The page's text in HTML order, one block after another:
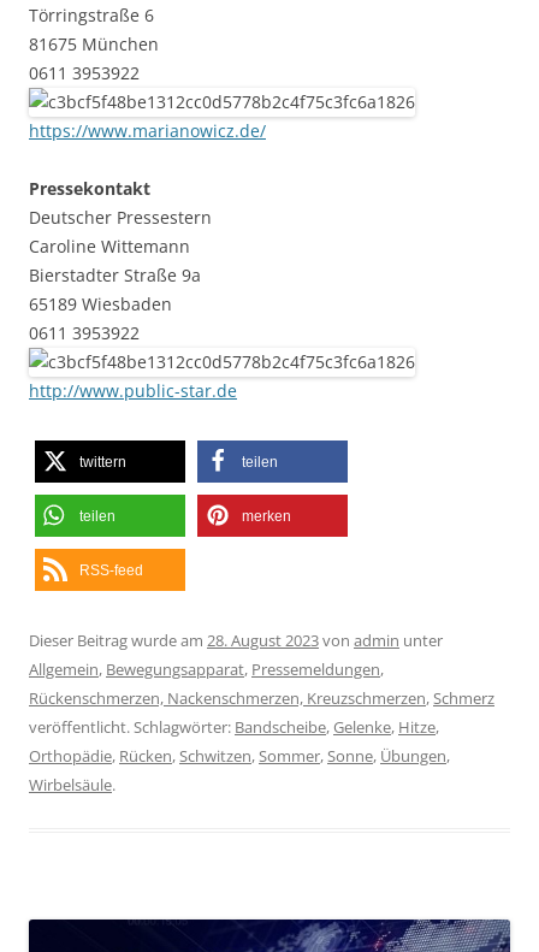
Törringstraße 6
81675 München
0611 3953922
https://www.marianowicz.de/
Pressekontakt
Deutscher Pressestern
Caroline Wittemann
Bierstadter Straße 9a
65189 Wiesbaden
0611 3953922
http://www.public-star.de
twittern teilen
teilen merken
RSS-feed
Dieser Beitrag wurde am 28. August 2023von admin unter
Allgemein, Bewegungsapparat, Pressemeldungen,
Rückenschmerzen, Nackenschmerzen, Kreuzschmerzen,Schmerz
veröffentlicht. Schlagwörter: Bandscheibe,Gelenke, Hitze,
Orthopädie, Rücken,Schwitzen,Sommer,Sonne, Übungen,
Wirbelsäule.